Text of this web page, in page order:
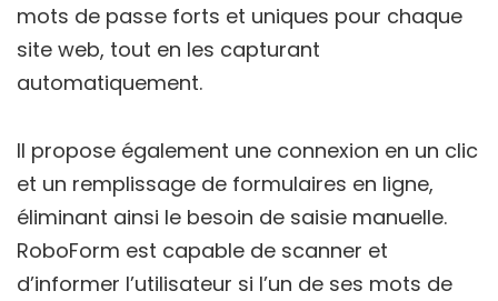
mots de passe forts et uniques pour chaque
site web, tout en les capturant
automatiquement.
Il propose également une connexion en un clic
et un remplissage de formulaires en ligne,
éliminant ainsi le besoin de saisie manuelle.
RoboForm est capable de scanner et
d’informer l’utilisateur si l’un de ses mots de